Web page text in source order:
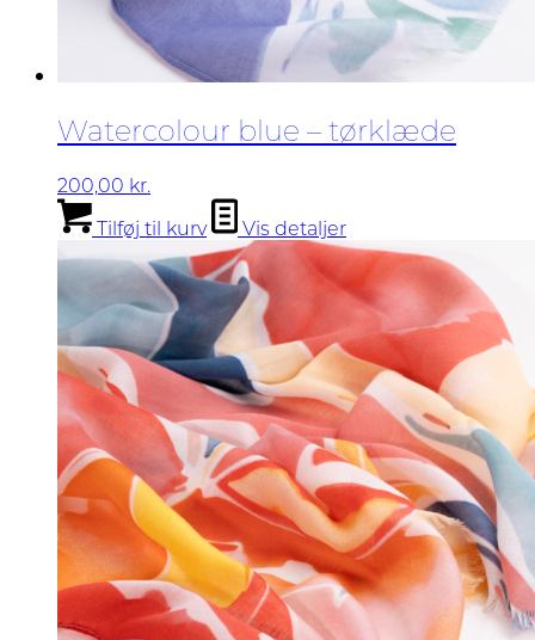
Watercolour blue – tørklæde
200,00 kr.
Tilføj til kurv
Vis detaljer